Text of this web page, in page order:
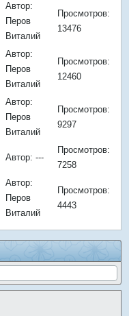
Автор:
Перов
Виталий
Просмотров:
13476
Автор:
Перов
Виталий
Просмотров:
12460
Автор:
Перов
Виталий
Просмотров:
9297
Автор: ---
Просмотров:
7258
Автор:
Перов
Виталий
Просмотров:
4443